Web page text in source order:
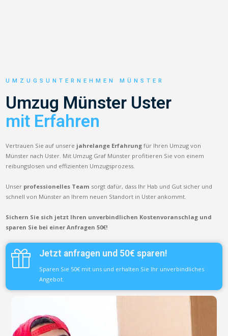
UMZUGSUNTERNEHMEN MÜNSTER
Umzug Münster Uster
mit Erfahren
Vertrauen Sie auf unsere jahrelange Erfahrung für Ihren Umzug von
Münster nach Uster. Mit Umzug Graf Münster profitieren Sie von einem
reibungslosen und effizienten Umzugsprozess.
Unser professionelles Team sorgt dafür, dass Ihr Hab und Gut sicher und
schnell von Münster an Ihrem neuen Standort in Uster ankommt.
Sichern Sie sich jetzt Ihren unverbindlichen Kostenvoranschlag und
sparen Sie bei einer Anfragen 50€!
Jetzt anfragen und 50€ sparen!
Sparen Sie 50€ mit uns und erhalten Sie Ihr unverbindliches
Angebot.